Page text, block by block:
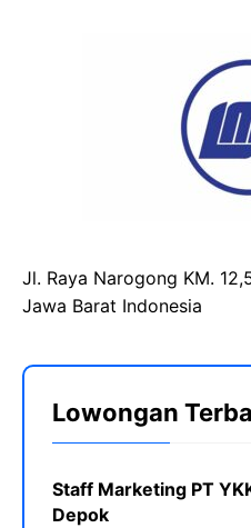
Jl. Raya Narogong KM.
Jawa Barat Indonesia
Lowongan
Staff Marketing PT
Depok